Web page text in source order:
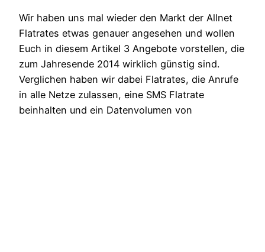
Wir haben uns mal wieder den Markt der Allnet
Flatrates etwas genauer angesehen und wollen
Euch in diesem Artikel 3 Angebote vorstellen, die
zum Jahresende 2014 wirklich günstig sind.
Verglichen haben wir dabei Flatrates, die Anrufe
in alle Netze zulassen, eine SMS Flatrate
beinhalten und ein Datenvolumen von